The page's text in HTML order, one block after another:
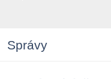
Správy